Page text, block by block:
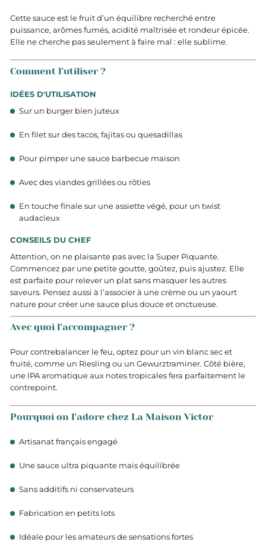
Cette sauce est le fruit d’un équilibre recherché entre
puissance, arômes fumés, acidité maîtrisée et rondeur épicée.
Elle ne cherche pas seulement à faire mal : elle sublime.
Comment l’utiliser ?
IDÉES D'UTILISATION
Sur un burger bien juteux
En filet sur des tacos, fajitas ou quesadillas
Pour pimper une sauce barbecue maison
Avec des viandes grillées ou rôties
En touche finale sur une assiette végé, pour un twist
audacieux
CONSEILS DU CHEF
Attention, on ne plaisante pas avec la Super Piquante.
Commencez par une petite goutte, goûtez, puis ajustez. Elle
est parfaite pour relever un plat sans masquer les autres
saveurs. Pensez aussi à l’associer à une crème ou un yaourt
nature pour créer une sauce plus douce et onctueuse.
Avec quoi l’accompagner ?
Pour contrebalancer le feu, optez pour un vin blanc sec et
fruité, comme un Riesling ou un Gewurztraminer. Côté bière,
une IPA aromatique aux notes tropicales fera parfaitement le
contrepoint.
Pourquoi on l’adore chez La Maison Victor
Artisanat français engagé
Une sauce ultra piquante mais équilibrée
Sans additifs ni conservateurs
Fabrication en petits lots
Idéale pour les amateurs de sensations fortes